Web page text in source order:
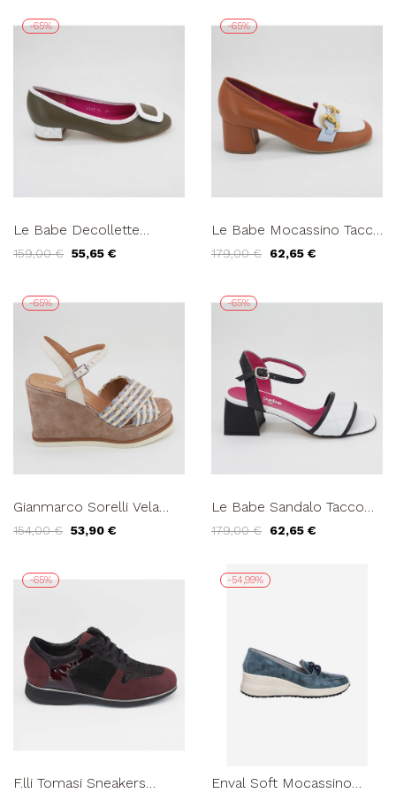
-65%
Le Babe Decollette
Kaky Bianco
159,00 € 55,65 €
-65%
Le Babe Mocassino Tacco
Cuoio Bianco
179,00 € 62,65 €
-65%
Gianmarco Sorelli Vela
Camoscio Rafia Multi
154,00 € 53,90 €
-65%
Le Babe Sandalo Tacco
Bianco Nero
179,00 € 62,65 €
-65%
F.lli Tomasi Sneakers
-54,99%
Enval Soft Mocassino